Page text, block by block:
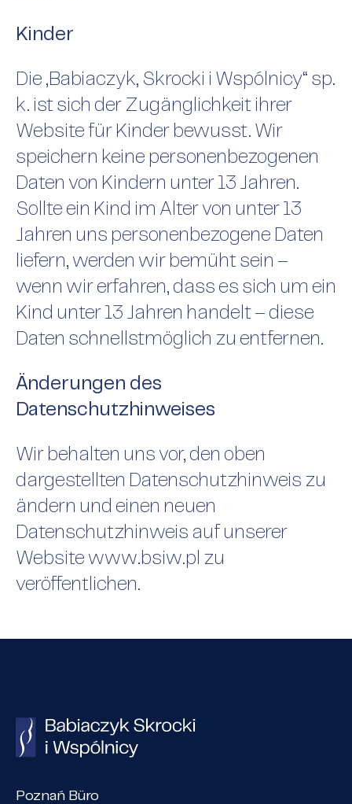
Kinder
Die „Babiaczyk, Skrocki i Wspólnicy“ sp.
k. ist sich der Zugänglichkeit ihrer
Website für Kinder bewusst. Wir
speichern keine personenbezogenen
Daten von Kindern unter 13 Jahren.
Sollte ein Kind im Alter von unter 13
Jahren uns personenbezogene Daten
liefern, werden wir bemüht sein –
wenn wir erfahren, dass es sich um ein
Kind unter 13 Jahren handelt – diese
Daten schnellstmöglich zu entfernen.
Änderungen des
Datenschutzhinweises
Wir behalten uns vor, den oben
dargestellten Datenschutzhinweis zu
ändern und einen neuen
Datenschutzhinweis auf unserer
Website www.bsiw.pl zu
veröffentlichen.
Poznań Büro